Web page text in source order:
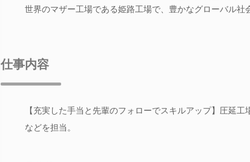
世界のマザー工場である姫路工場で、豊かなグローバル社
仕事内容
【充実した手当と先輩のフォローでスキルアップ】圧延
などを担当。